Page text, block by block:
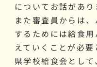
についてお話があり
また審査員からは
するためには給食
えていくことが必要
県学校給食会とし